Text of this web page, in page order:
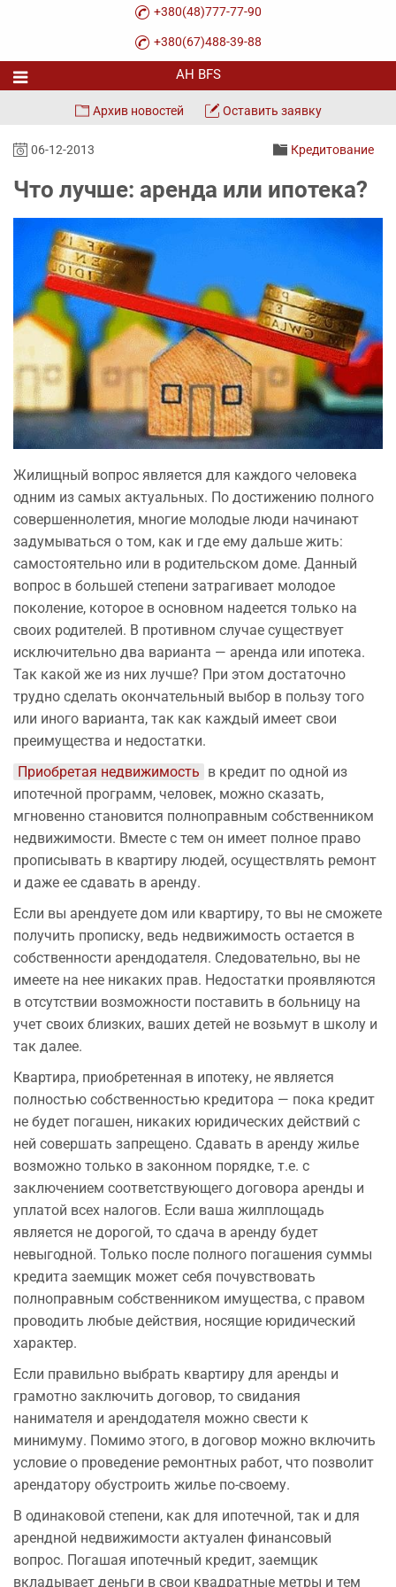
+380(48)777-77-90
+380(67)488-39-88
Архив новостей Оставить заявку
06-12-2013 Кредитование
Что лучше: аренда или ипотека?
Жилищный вопрос является для каждого человека
одним из самых актуальных. По достижению полного
совершеннолетия, многие молодые люди начинают
задумываться о том, как и где ему дальше жить:
самостоятельно или в родительском доме. Данный
вопрос в большей степени затрагивает молодое
поколение, которое в основном надеется только на
своих родителей. В противном случае существует
исключительно два варианта — аренда или ипотека.
Так какой же из них лучше? При этом достаточно
трудно сделать окончательный выбор в пользу того
или иного варианта, так как каждый имеет свои
преимущества и недостатки.
Приобретая недвижимость в кредит по одной из
ипотечной программ, человек, можно сказать,
мгновенно становится полноправным собственником
недвижимости. Вместе с тем он имеет полное право
прописывать в квартиру людей, осуществлять ремонт
и даже ее сдавать в аренду.
Если вы арендуете дом или квартиру, то вы не сможете
получить прописку, ведь недвижимость остается в
собственности арендодателя. Следовательно, вы не
имеете на нее никаких прав. Недостатки проявляются
в отсутствии возможности поставить в больницу на
учет своих близких, ваших детей не возьмут в школу и
так далее.
Квартира, приобретенная в ипотеку, не является
полностью собственностью кредитора — пока кредит
не будет погашен, никаких юридических действий с
ней совершать запрещено. Сдавать в аренду жилье
возможно только в законном порядке, т.е. с
заключением соответствующего договора аренды и
уплатой всех налогов. Если ваша жилплощадь
является не дорогой, то сдача в аренду будет
невыгодной. Только после полного погашения суммы
кредита заемщик может себя почувствовать
полноправным собственником имущества, с правом
проводить любые действия, носящие юридический
характер.
Если правильно выбрать квартиру для аренды и
грамотно заключить договор, то свидания
нанимателя и арендодателя можно свести к
минимуму. Помимо этого, в договор можно включить
условие о проведение ремонтных работ, что позволит
арендатору обустроить жилье по-своему.
В одинаковой степени, как для ипотечной, так и для
арендной недвижимости актуален финансовый
вопрос. Погашая ипотечный кредит, заемщик
вкладывает деньги в свои квадратные метры и тем